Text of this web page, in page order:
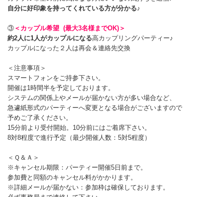
自分に好印象を持ってくれている方が分かる♪
③ ＜カップル希望 (最大3名様までOK)＞
約2人に1人がカップルになる高カップリングパーティー♪
カップルになった２人は再会＆連絡先交換
＜注意事項＞
スマートフォンをご持参下さい。
開催は1時間半を予定しております。
システムの関係上やメールが届かない方が多い場合など、
急遽紙形式のパーティーへ変更となる場合がございますので
予めご了承ください。
15分前より受付開始。10分前にはご着席下さい。
8対8程度で進行予定（最少開催人数：5対5程度）
＜Ｑ＆Ａ＞
※キャンセル期限：パーティー開催5日前まで。
参加費と同額のキャンセル料がかかります。
※詳細メールが届かない：参加枠は確保しております。